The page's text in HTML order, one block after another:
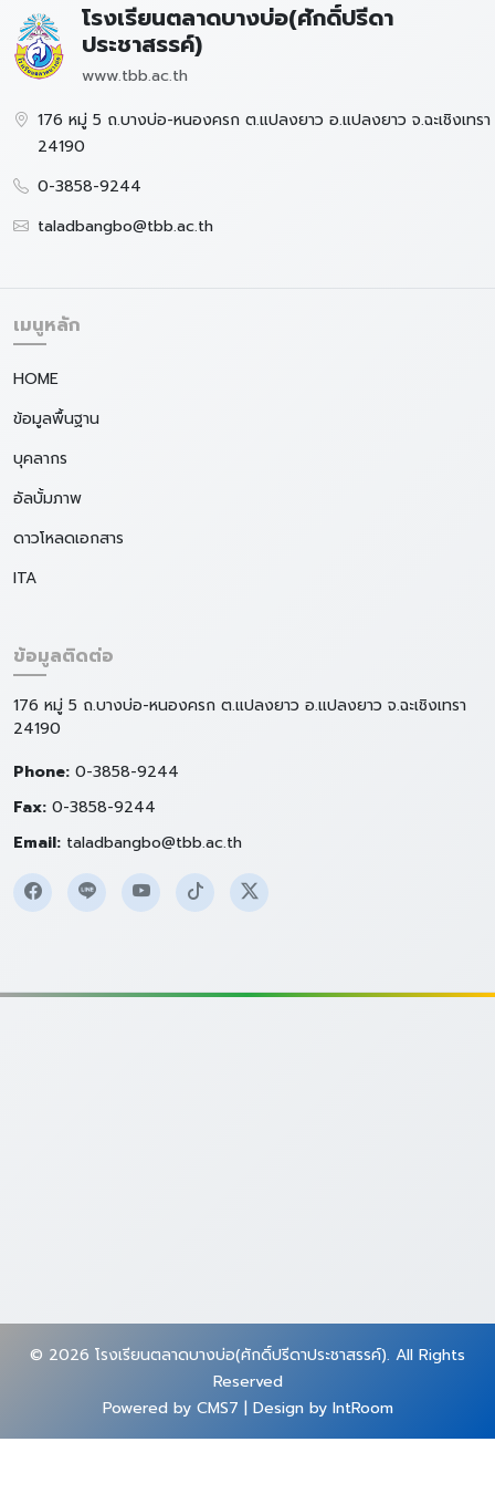
โรงเรียนตลาดบางบ่อ(ศักดิ์ปรีดา
ประชาสรรค์)
www.tbb.ac.th
176 หมู่ 5 ถ.บางบ่อ-หนองครก ต.แปลงยาว อ.แปลงยาว จ.ฉะเชิงเทรา
24190
0-3858-9244
taladbangbo@tbb.ac.th
เมนูหลัก
HOME
ข้อมูลพื้นฐาน
บุคลากร
อัลบั้มภาพ
ดาวโหลดเอกสาร
ITA
ข้อมูลติดต่อ
176 หมู่ 5 ถ.บางบ่อ-หนองครก ต.แปลงยาว อ.แปลงยาว จ.ฉะเชิงเทรา
24190
Phone: 0-3858-9244
Fax: 0-3858-9244
Email: taladbangbo@tbb.ac.th
© 2026 โรงเรียนตลาดบางบ่อ(ศักดิ์ปรีดาประชาสรรค์). All Rights
Reserved
Powered by CMS7 | Design by IntRoom